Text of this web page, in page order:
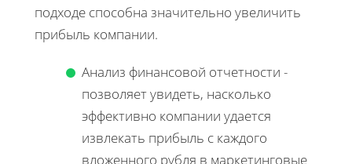
подходе способна значительно увеличить
прибыль компании.
Анализ финансовой отчетности -
позволяет увидеть, насколько
эффективно компании удается
извлекать прибыль с каждого
вложенного рубля в маркетинговые